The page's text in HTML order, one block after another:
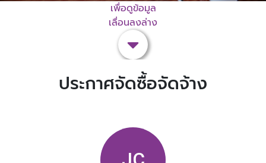
เลื่อนลงล่าง
เพื่อดูข้อมูล
ประกาศจัดซื้อจัดจ้าง